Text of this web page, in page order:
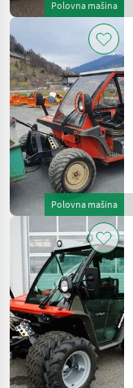
Polovna mašina
Polovna mašina